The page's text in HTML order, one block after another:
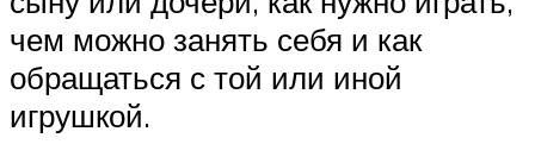
чем можно занять себя и как
обращаться с той или иной
игрушкой.